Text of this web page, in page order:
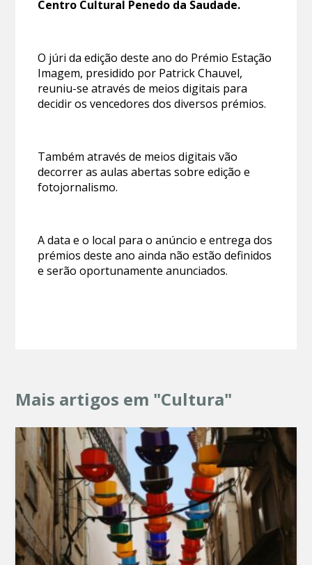
Centro Cultural Penedo da Saudade.
O júri da edição deste ano do Prémio Estação
Imagem, presidido por Patrick Chauvel,
reuniu-se através de meios digitais para
decidir os vencedores dos diversos prémios.
Também através de meios digitais vão
decorrer as aulas abertas sobre edição e
fotojornalismo.
A data e o local para o anúncio e entrega dos
prémios deste ano ainda não estão definidos
e serão oportunamente anunciados.
Mais artigos em "Cultura"